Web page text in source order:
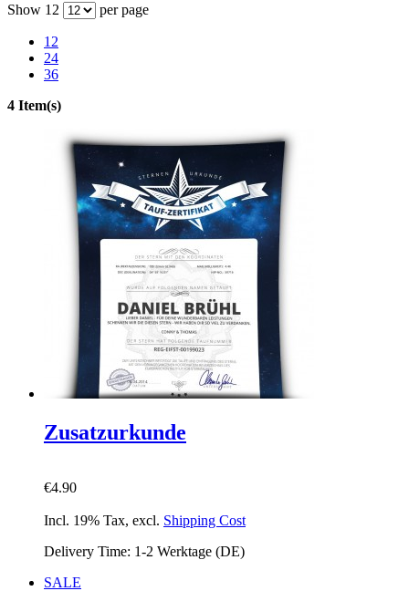
Show 12 per page
12
24
36
4 Item(s)
Zusatzurkunde
€4.90
Incl. 19% Tax, excl. Shipping Cost
Delivery Time: 1-2 Werktage (DE)
SALE